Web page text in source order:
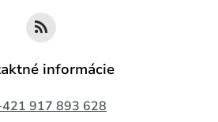
informácie
917 893 628